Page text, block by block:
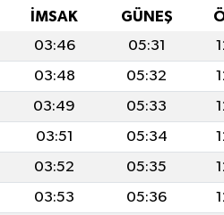
İMSAK GÜNEŞ
03:46 05:31
03:48 05:32
03:49 05:33
03:51 05:34
03:52 05:35
03:53 05:36